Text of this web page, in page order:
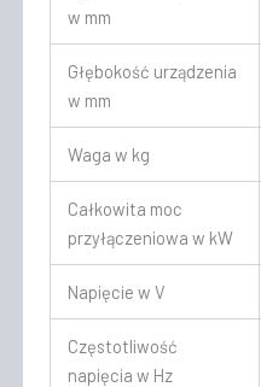
w mm
Głębokość urządzenia
w mm
Waga w kg
Całkowita moc
przyłączeniowa w kW
Napięcie w V
Częstotliwość
napięcia w Hz